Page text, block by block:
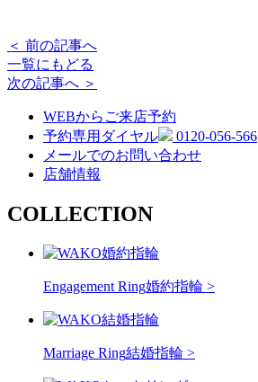
＜ 前の記事へ
一覧にもどる
次の記事へ ＞
WEBからご来店予約
予約専用ダイヤル
0120-056-566
メールでのお問い合わせ
店舗情報
COLLECTION
Engagement Ring婚約指輪 >
Marriage Ring結婚指輪 >